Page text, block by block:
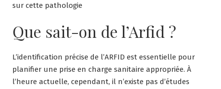
sur cette pathologie
Que sait-on de l’Arfid ?
L’identification précise de l’ARFID est essentielle pour
planifier une prise en charge sanitaire appropriée. À
l’heure actuelle, cependant, il n’existe pas d’études